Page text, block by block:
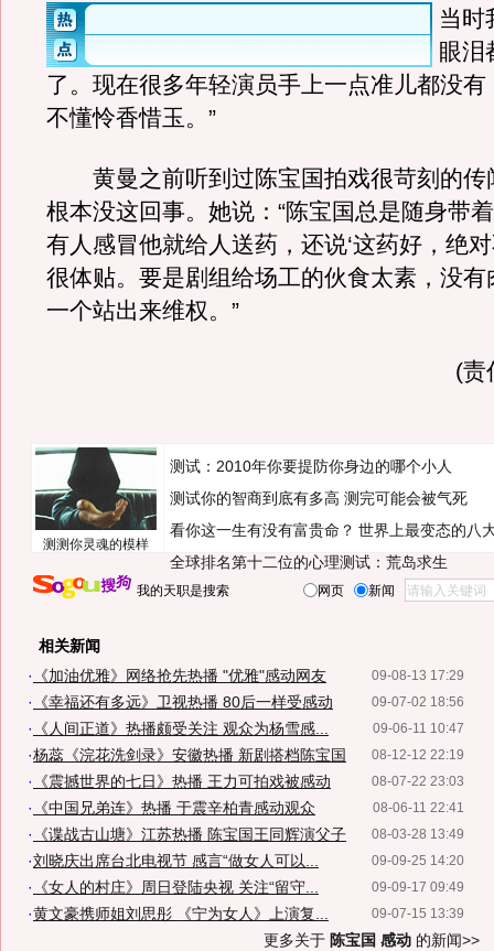
当时
眼泪
了。现在很多年轻演员手上一点准儿都没有
不懂怜香惜玉。”
黄曼之前听到过陈宝国拍戏很苛刻的传
根本没这回事。她说：“陈宝国总是随身带
有人感冒他就给人送药，还说‘这药好，绝
很体贴。要是剧组给场工的伙食太素，没有
一个站出来维权。”
(责
测测你灵魂的模样
测试：2010年你要提防你身边的哪个小人
测试你的智商到底有多高 测完可能会被气死
看你这一生有没有富贵命？ 世界上最变态的八
全球排名第十二位的心理测试：荒岛求生
我的天职是搜索 网页 新闻
相关新闻
09-08-13 17:29
· 《加油优雅》网络抢先热播 "优雅"感动网友
09-07-02 18:56
· 《幸福还有多远》卫视热播 80后一样受感动
09-06-11 10:47
· 《人间正道》热播颇受关注 观众为杨雪感...
08-12-12 22:19
·杨蕊《浣花洗剑录》安徽热播 新剧搭档陈宝国
08-07-22 23:03
· 《震撼世界的七日》热播 王力可拍戏被感动
08-06-11 22:41
· 《中国兄弟连》热播 于震辛柏青感动观众
08-03-28 13:49
· 《谍战古山塘》江苏热播 陈宝国王同辉演父子
09-09-25 14:20
·刘晓庆出席台北电视节 感言“做女人可以...
09-09-17 09:49
· 《女人的村庄》周日登陆央视 关注“留守...
09-07-15 13:39
·黄文豪携师姐刘思彤 《宁为女人》上演复...
更多关于 陈宝国 感动 的新闻>>